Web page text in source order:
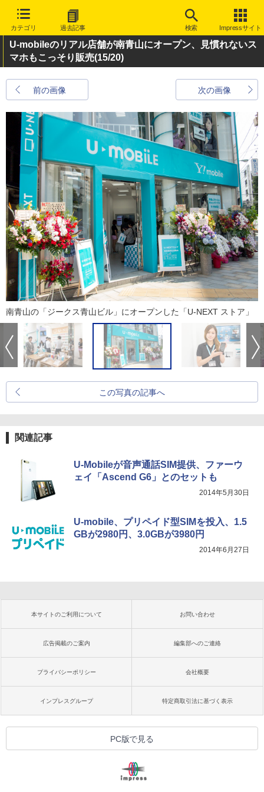
カテゴリ 過去記事 検索 Impressサイト
U-mobileのリアル店舗が南青山にオープン、見慣れないス
マホもこっそり販売(15/20)
前の画像 次の画像
南青山の「ジークス青山ビル」にオープンした「U-NEXT ストア」
この写真の記事へ
関連記事
U-Mobileが音声通話SIM提供、ファーウ
ェイ「Ascend G6」とのセットも
2014年5月30日
U-mobile、プリペイド型SIMを投入、1.5
GBが2980円、3.0GBが3980円
2014年6月27日
本サイトのご利用について お問い合わせ
広告掲載のご案内 編集部へのご連絡
プライバシーポリシー 会社概要
インプレスグループ 特定商取引法に基づく表示
PC版で見る